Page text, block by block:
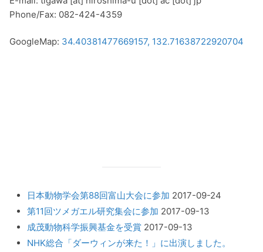
Phone/Fax: 082-424-4359
GoogleMap: 34.40381477669157, 132.71638722920704
日本動物学会第88回富山大会に参加 2017-09-24
第11回ツメガエル研究集会に参加 2017-09-13
成茂動物科学振興基金を受賞 2017-09-13
NHK総合「ダーウィンが来た！」に出演しました。